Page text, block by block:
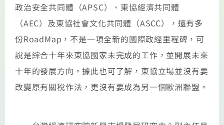
政治安全共同體（APSC）、東協經濟共同體
（AEC）及東協社會文化共同體（ASCC），還有多
份RoadMap，不是一項全新的國際政經里程碑，可
說是綜合十年來東協國家未完成的工作，並開展未來
十年的發展方向。據此也可了解，東協立場並沒有要
改變原有關稅作法，更沒有要成為另一個歐洲聯盟。